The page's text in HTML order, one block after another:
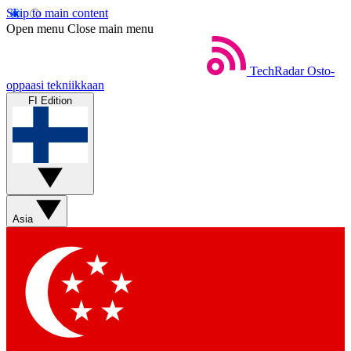
Skip to main content
Open menu Close main menu
TechRadar Osto-
oppaasi tekniikkaan
FI Edition
Asia